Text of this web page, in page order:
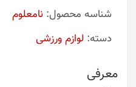
شناسه محصول: نامعلوم
دسته: لوازم ورزشی
معرفی